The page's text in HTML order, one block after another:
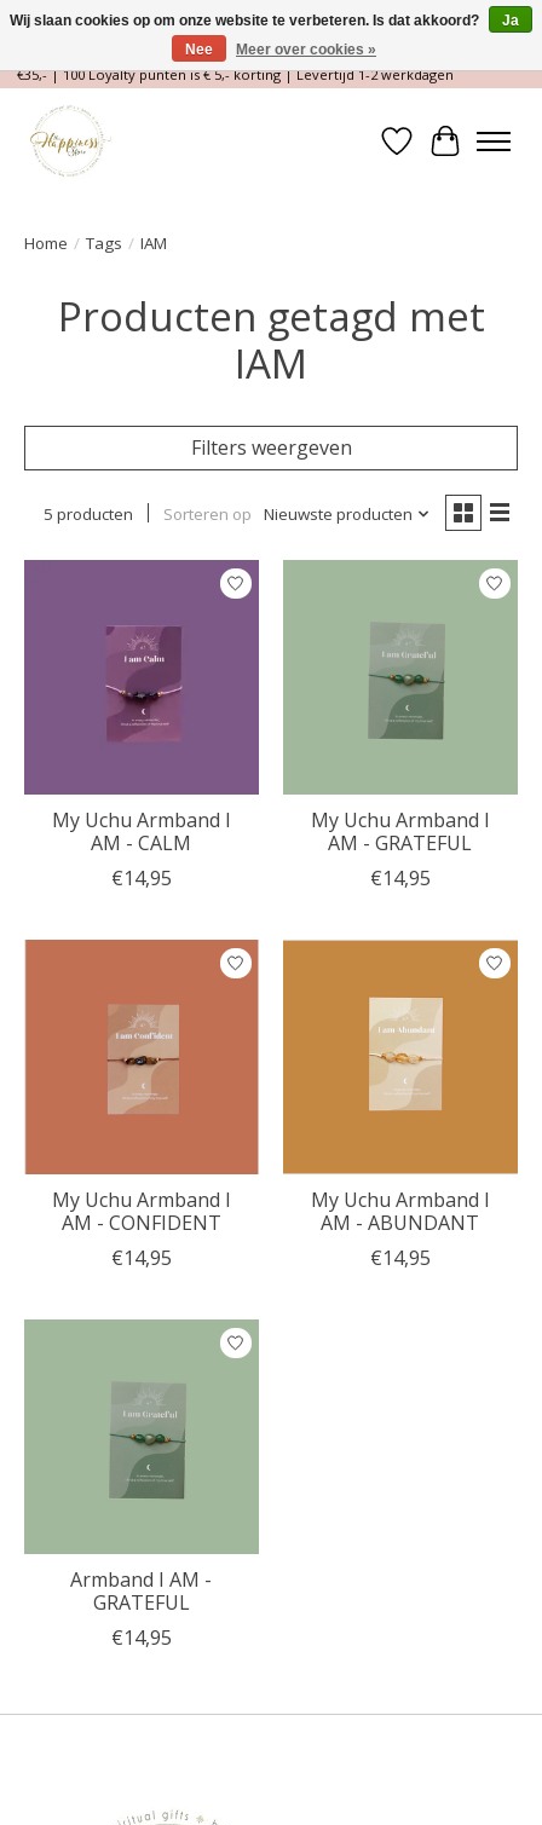
Magische Conceptstore, Edelstenen & Spirituele winkel | Gratis verzending >
€35,- | 100 Loyalty punten is € 5,- korting | Levertijd 1-2 werkdagen
Verlanglijst
Home / Tags / IAM
Producten getagd met
IAM
Filters weergeven
5 producten Sorteren op Nieuwste producten
My Uchu Armband I
AM - CALM
€14,95
My Uchu Armband I
AM - GRATEFUL
€14,95
My Uchu Armband I
AM - CONFIDENT
€14,95
My Uchu Armband I
AM - ABUNDANT
€14,95
Armband I AM -
GRATEFUL
€14,95
Wij slaan cookies op om onze website te verbeteren. Is dat akkoord?
Ja
Nee
Meer over cookies »